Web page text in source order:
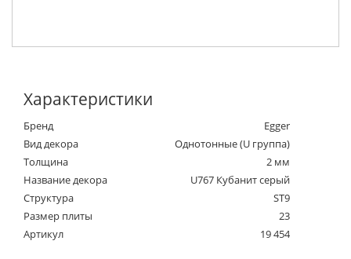
Характеристики
Бренд
Egger
Вид декора
Однотонные (U группа)
Толщина
2 мм
Название декора
U767 Кубанит серый
Структура
ST9
Размер плиты
23
Артикул
19 454